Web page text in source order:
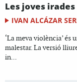
Les joves irades
IVAN ALCÁZAR
‘La meva violència’ és
malestar. La versió
in...